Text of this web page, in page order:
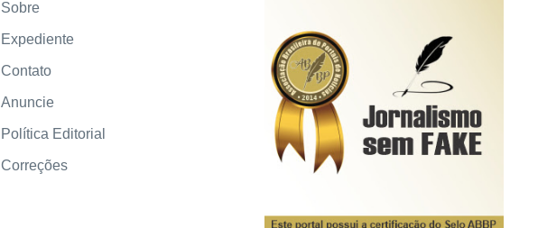
Sobre
Expediente
Contato
Anuncie
Política Editorial
Correções